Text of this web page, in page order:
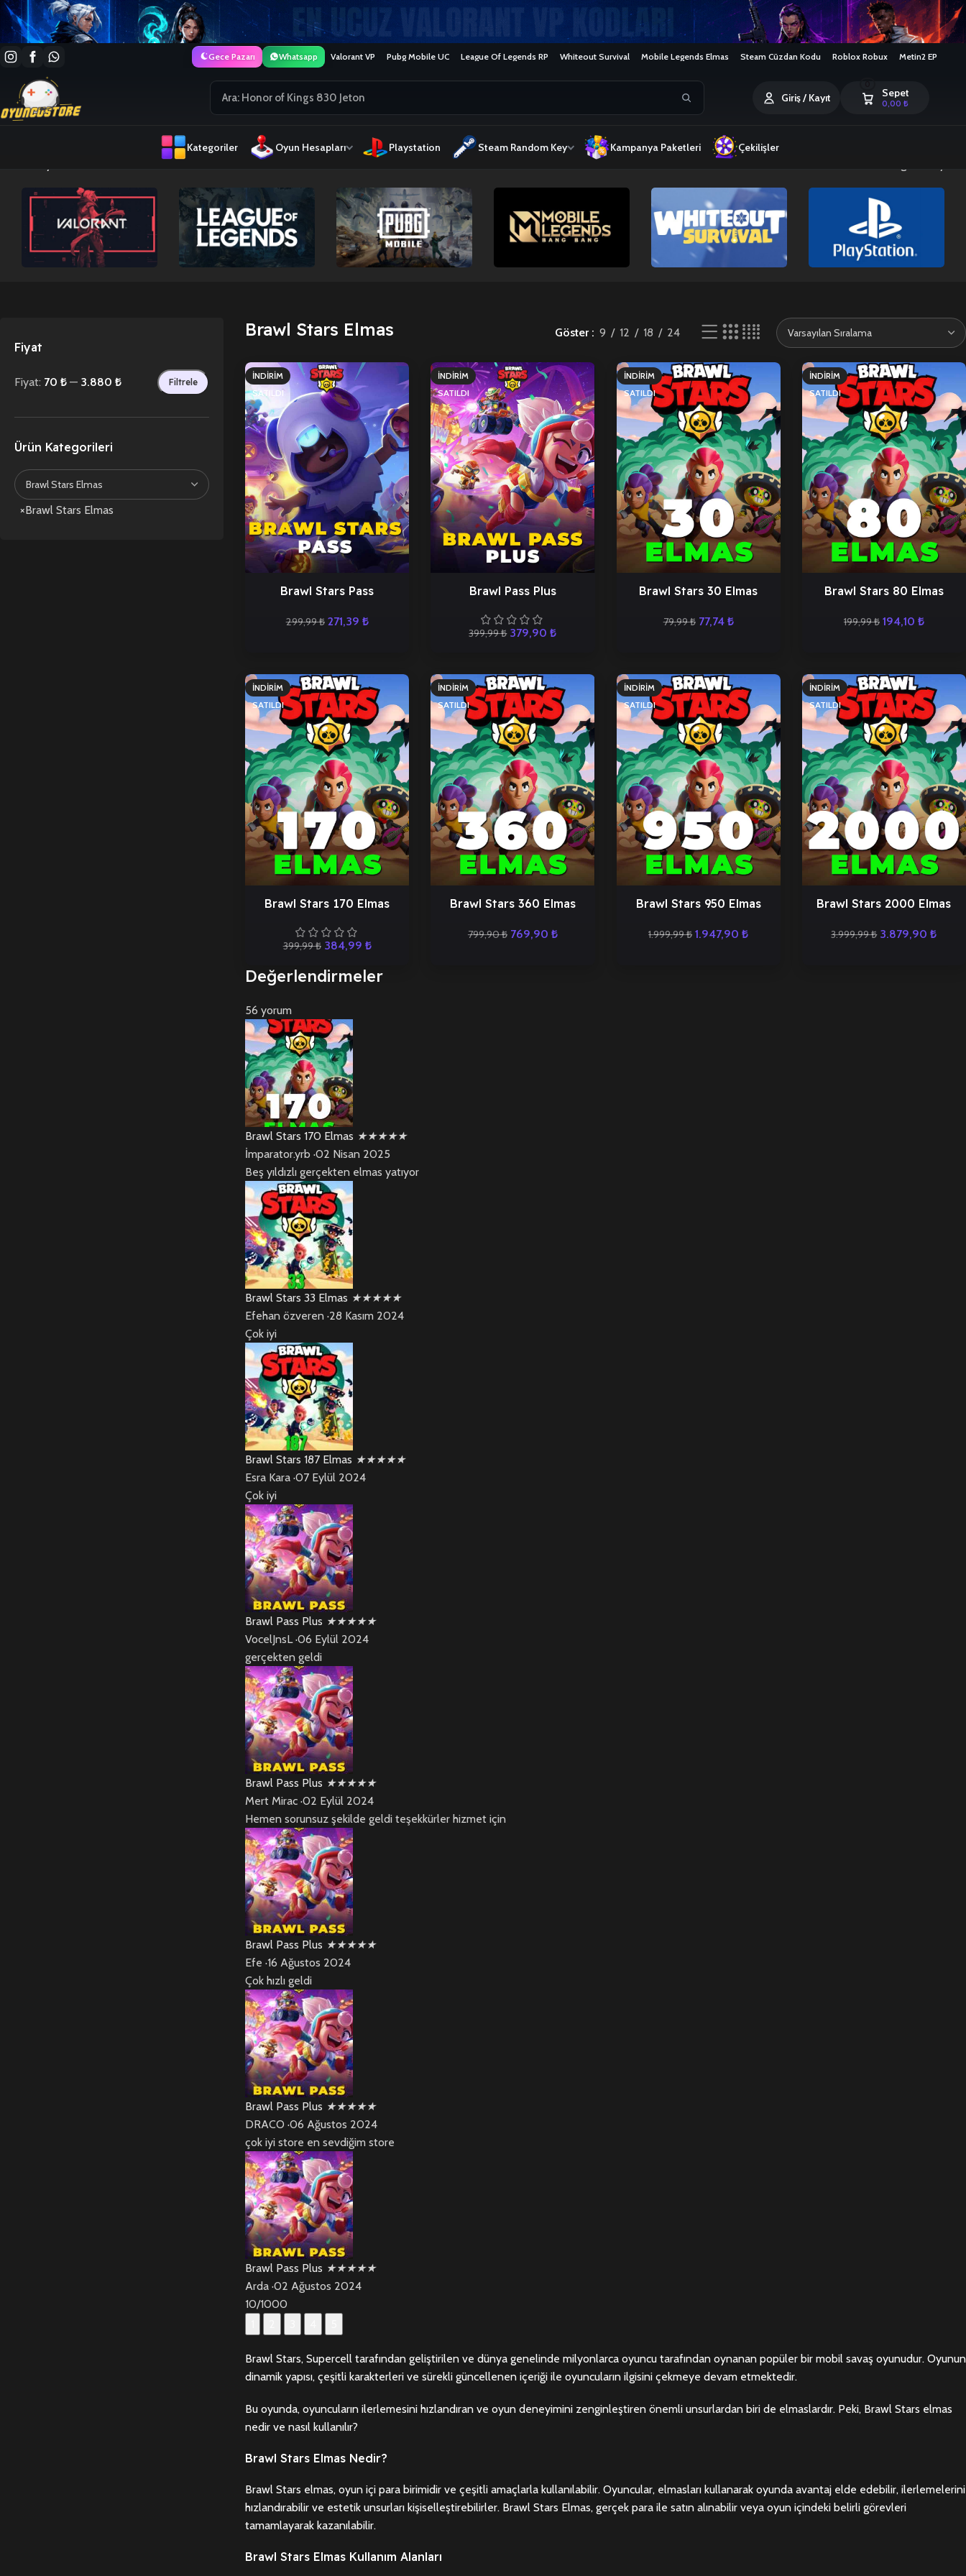
Gece Pazarı Whatsapp Valorant VP Pubg Mobile UC League Of Legends RP Whiteout Survival Mobile Legends Elmas Steam Cüzdan Kodu Roblox Robux Metin2 EP
Giriş / Kayıt Sepet
0,00₺
Kategoriler Oyun Hesapları Playstation Steam Random Key Kampanya Paketleri Çekilişler
Fiyat
Filtrele
Fiyat: 70 ₺ — 3.880 ₺
Ürün Kategorileri
×Brawl Stars Elmas
Brawl Stars Elmas Göster 9 12 18 24
İNDIRIM
SATILDI
Brawl Stars Pass
299,99₺ 271,39 ₺
İNDIRIM
SATILDI
Brawl Pass Plus
399,99₺ 379,90₺
İNDIRIM
SATILDI
Brawl Stars 30 Elmas
79,99₺ 77,74 ₺
İNDIRIM
SATILDI
Brawl Stars 80 Elmas
199,99₺ 194,10 ₺
İNDIRIM
SATILDI
Brawl Stars 170 Elmas
399,99₺ 384,99 ₺
İNDIRIM
SATILDI
Brawl Stars 360 Elmas
799,90₺ 769,90 ₺
İNDIRIM
SATILDI
Brawl Stars 950 Elmas
1.999,99₺ 1.947,90₺
İNDIRIM
SATILDI
Brawl Stars 2000 Elmas
3.999,99₺ 3.879,90₺
Değerlendirmeler
56 yorum
Brawl Stars 170 Elmas ★★★★★
İmparator.yrb ·02 Nisan 2025
Beş yıldızlı gerçekten elmas yatıyor
Brawl Stars 33 Elmas ★★★★★
Efehan özveren ·28 Kasım 2024
Çok iyi
Brawl Stars 187 Elmas ★★★★★
Esra Kara ·07 Eylül 2024
Çok iyi
Brawl Pass Plus ★★★★★
VocelJnsL ·06 Eylül 2024
gerçekten geldi
Brawl Pass Plus ★★★★★
Mert Mirac ·02 Eylül 2024
Hemen sorunsuz şekilde geldi teşekkürler hizmet için
Brawl Pass Plus ★★★★★
Efe ·16 Ağustos 2024
Çok hızlı geldi
Brawl Pass Plus ★★★★★
DRACO ·06 Ağustos 2024
çok iyi store en sevdiğim store
Brawl Pass Plus ★★★★★
Arda ·02 Ağustos 2024
10/1000
Brawl Stars, Supercell tarafından geliştirilen ve dünya genelinde milyonlarca oyuncu tarafından oynanan popüler bir mobil savaş oyunudur. Oyunun
dinamik yapısı, çeşitli karakterleri ve sürekli güncellenen içeriği ile oyuncuların ilgisini çekmeye devam etmektedir.
Bu oyunda, oyuncuların ilerlemesini hızlandıran ve oyun deneyimini zenginleştiren önemli unsurlardan biri de elmaslardır. Peki, Brawl Stars elmas
nedir ve nasıl kullanılır?
Brawl Stars Elmas Nedir?
Brawl Stars elmas, oyun içi para birimidir ve çeşitli amaçlarla kullanılabilir. Oyuncular, elmasları kullanarak oyunda avantaj elde edebilir, ilerlemelerini
hızlandırabilir ve estetik unsurları kişiselleştirebilirler. Brawl Stars Elmas, gerçek para ile satın alınabilir veya oyun içindeki belirli görevleri
tamamlayarak kazanılabilir.
Brawl Stars Elmas Kullanım Alanları